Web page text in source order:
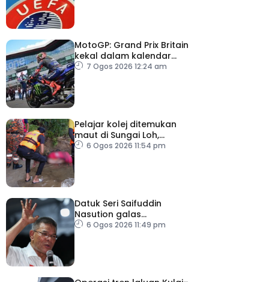
MotoGP: Grand Prix Britain
kekal dalam kalendar
hingga 2028
7 Ogos 2026 12:24 am
Pelajar kolej ditemukan
maut di Sungai Loh,
Dungun
6 Ogos 2026 11:54 pm
Datuk Seri Saifuddin
Nasution galas
sementara tugas
6 Ogos 2026 11:49 pm